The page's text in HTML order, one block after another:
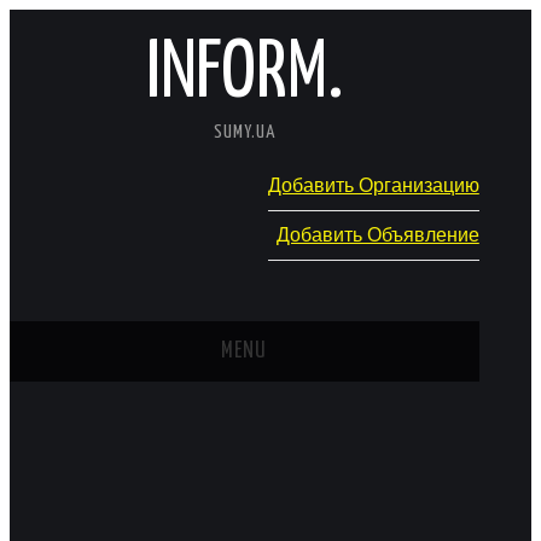
INFORM.
SUMY.UA
Добавить Организацию
Добавить Объявление
MENU